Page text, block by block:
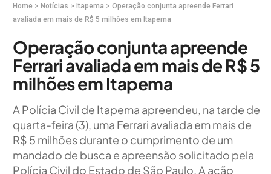
Home > Notícias > Itapema > Operação conjunta apreende Ferrari
avaliada em mais de R$ 5 milhões em Itapema
Operação conjunta apreende
Ferrari avaliada em mais de R$ 5
milhões em Itapema
A Polícia Civil de Itapema apreendeu, na tarde de
quarta-feira (3), uma Ferrari avaliada em mais de
R$ 5 milhões durante o cumprimento de um
mandado de busca e apreensão solicitado pela
Polícia Civil do Estado de São Paulo. A ação